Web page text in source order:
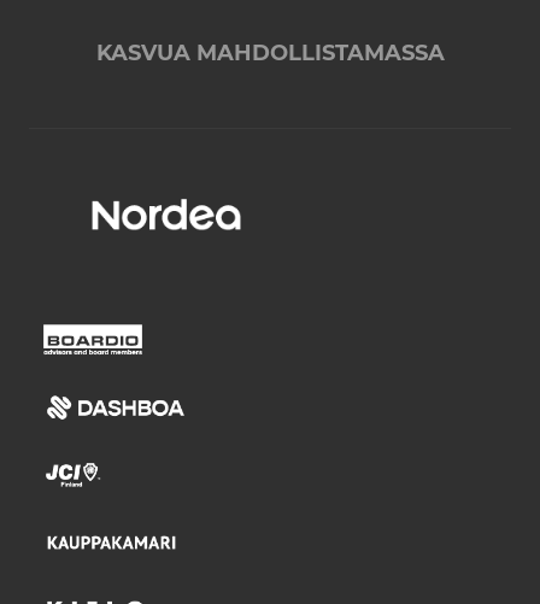
KASVUA MAHDOLLISTAMASSA